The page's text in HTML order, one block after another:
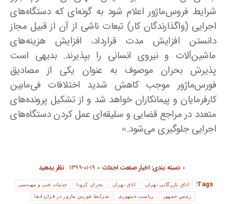
شرایط فروس‌ماژور اعلام شود به گونه‌ای که دستگاه‌های
اجرایی (واگذارندگان کار) تبعات ناشی از آن از قبیل مجاز
دانستن افزایش مدت قرارداد، افزایش هزینه‌های
ماشین‌آلات و نیروی انسانی را بپذیرند. بدیهی است
پذیرش بحران موصوف به عنوان یکی از مصادیق
فورس‌ماژور موجب کاهش شدید اختلافات فی‌مابین
کارفرمایان و پیمانکاران خواهد شد و از تشکیل پرونده‌های
متعدد در مراجع قضایی و سلیقه‌ای عمل کردن دستگاه‌های
اجرایی جلوگیری می‌شود.»
دسته بندی:اخبار صنعت احداث ۱۳۹۹-۰۱-۱۹ نظر بدهید
Tags:
اتاق بازرگانی تهران اتاق تهران بحران کرونا خدمات فنی و مهندسی
رئیس جمهور ریاست جمهوری شرایط فورس ماژور در قراردادها